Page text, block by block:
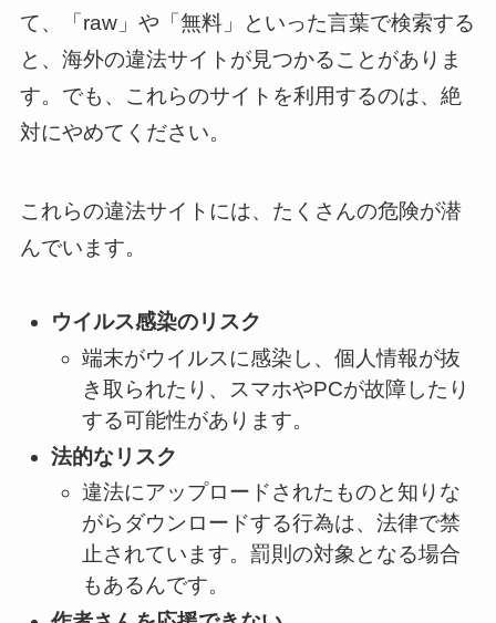
て、「raw」や「無料」といった言葉で検索する
と、海外の違法サイトが見つかることがありま
す。でも、これらのサイトを利用するのは、絶
対にやめてください。
これらの違法サイトには、たくさんの危険が潜
んでいます。
ウイルス感染のリスク
端末がウイルスに感染し、個人情報が抜
き取られたり、スマホやPCが故障したり
する可能性があります。
法的なリスク
違法にアップロードされたものと知りな
がらダウンロードする行為は、法律で禁
止されています。罰則の対象となる場合
もあるんです。